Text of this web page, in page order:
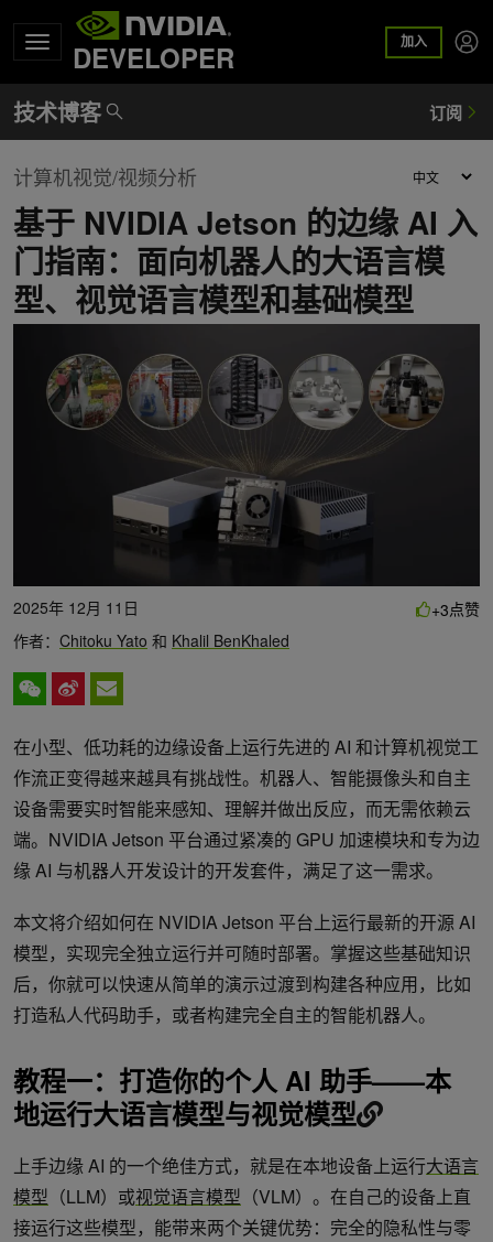
DEVELOPER 加入
计算机视觉/视频分析
基于 NVIDIA Jetson 的边缘 AI 入
门指南：面向机器人的大语言模
型、视觉语言模型和基础模型
2025年 12月 11日
作者： Chitoku Yato 和 Khalil BenKhaled
+3点赞
在小型、低功耗的边缘设备上运行先进的 AI 和计算机视觉工
作流正变得越来越具有挑战性。机器人、智能摄像头和自主
设备需要实时智能来感知、理解并做出反应，而无需依赖云
端。NVIDIA Jetson 平台通过紧凑的 GPU 加速模块和专为边
缘 AI 与机器人开发设计的开发套件，满足了这一需求。
本文将介绍如何在 NVIDIA Jetson 平台上运行最新的开源 AI
模型，实现完全独立运行并可随时部署。掌握这些基础知识
后，你就可以快速从简单的演示过渡到构建各种应用，比如
打造私人代码助手，或者构建完全自主的智能机器人。
教程一：打造你的个人AI 助手——本
地运行大语言模型与视觉模型
上手边缘 AI 的一个绝佳方式，就是在本地设备上运行大语言
模型 （LLM）或视觉语言模型 （VLM）。在自己的设备上直
接运行这些模型，能带来两个关键优势：完全的隐私性与零